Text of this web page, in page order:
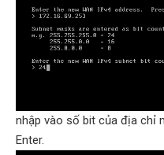
nhập vào số bit của địa chỉ
Enter.